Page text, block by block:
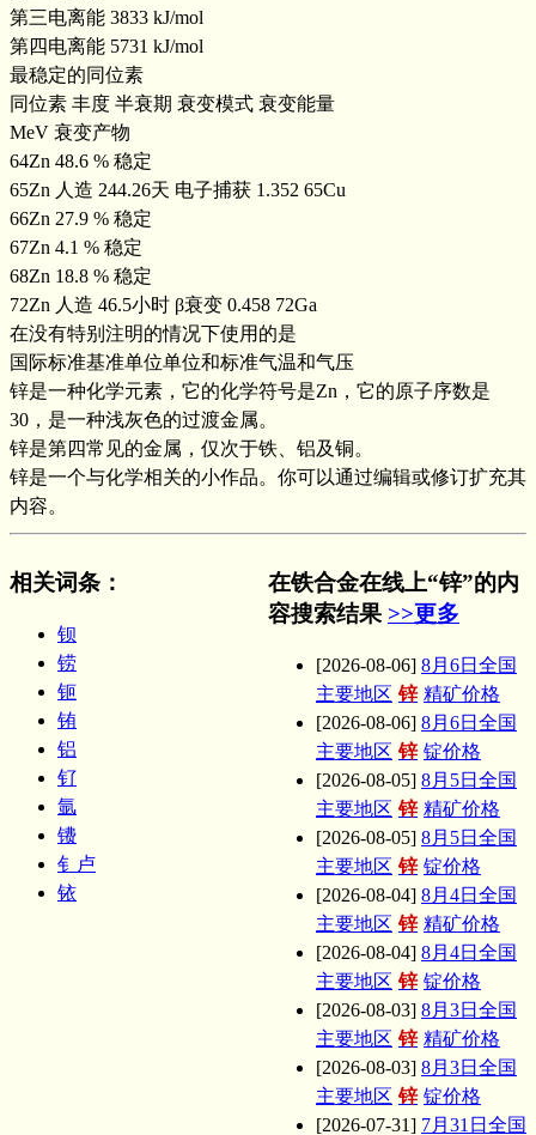
第三电离能 3833 kJ/mol
第四电离能 5731 kJ/mol
最稳定的同位素
同位素 丰度 半衰期 衰变模式 衰变能量
MeV 衰变产物
64Zn 48.6 % 稳定
65Zn 人造 244.26天 电子捕获 1.352 65Cu
66Zn 27.9 % 稳定
67Zn 4.1 % 稳定
68Zn 18.8 % 稳定
72Zn 人造 46.5小时 β衰变 0.458 72Ga
在没有特别注明的情况下使用的是
国际标准基准单位单位和标准气温和气压
锌是一种化学元素，它的化学符号是Zn，它的原子序数是
30，是一种浅灰色的过渡金属。
锌是第四常见的金属，仅次于铁、铝及铜。
锌是一个与化学相关的小作品。你可以通过编辑或修订扩充其
内容。
相关词条 ：
钡
铹
钷
铕
铝
钌
氩
镄
钅卢
铱
在铁合金在线上“锌”的内
容搜索结果 >>更多
[2026-08-06] 8月6日全国
主要地区 锌 精矿价格
[2026-08-06] 8月6日全国
主要地区 锌 锭价格
[2026-08-05] 8月5日全国
主要地区 锌 精矿价格
[2026-08-05] 8月5日全国
主要地区 锌 锭价格
[2026-08-04] 8月4日全国
主要地区 锌 精矿价格
[2026-08-04] 8月4日全国
主要地区 锌 锭价格
[2026-08-03] 8月3日全国
主要地区 锌 精矿价格
[2026-08-03] 8月3日全国
主要地区 锌 锭价格
[2026-07-31] 7月31日全国